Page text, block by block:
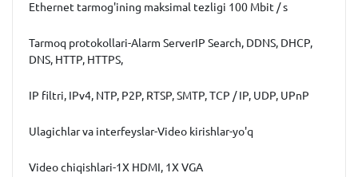
Ethernet tarmog'ining maksimal tezligi 100 Mbit / s
Tarmoq protokollari-Alarm ServerIP Search, DDNS, DHCP,
DNS, HTTP, HTTPS,
IP filtri, IPv4, NTP, P2P, RTSP, SMTP, TCP / IP, UDP, UPnP
Ulagichlar va interfeyslar-Video kirishlar-yo'q
Video chiqishlari-1X HDMI, 1X VGA